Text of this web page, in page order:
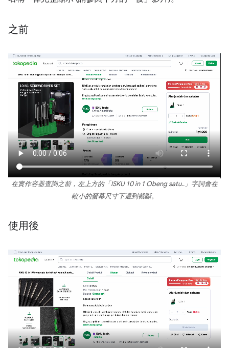
之前
在實作容器查詢之前，左上方的「ISKU 10 in 1 Obeng satu..」字詞會在
較小的螢幕尺寸下遭到截斷。
使用後